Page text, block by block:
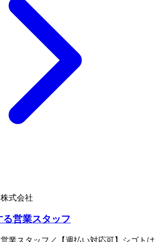
式会社
営業スタッフ
業スタッフ／【週払い対応可】シゴトは